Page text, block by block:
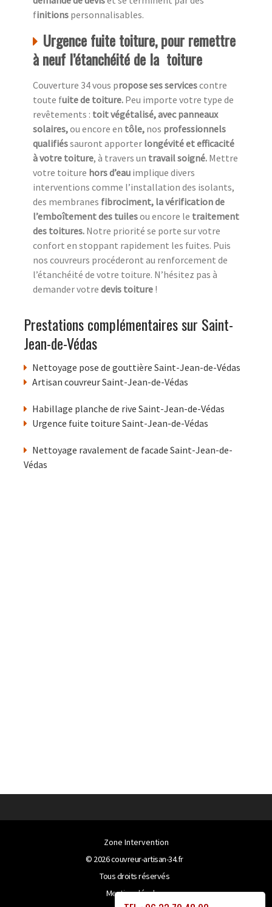
finitions personnalisables.
Urgence fuite toiture, pour remettre
à neuf l’étanchéité de la toiture
Couverture 34 vous propose ses servicescontre
toute fuite de toiture. Peu importe votre type de
revêtements : toit végétalisé, avec panneaux
solaires,ou encore en tôle, nos professionnels
qualifiéssauront apporter longévité et efficacité
à votre toiture, à travers un travail soigné. Mettre
votre toiture hors d’eau implique divers
interventions comme l’installation des isolants,
des membranes fibrociment, la vérification de
l’emboîtement des tuilesou encore le traitement
des toitures. Notre priorité se porte sur votre
confort en stoppant rapidement les fuites. Puis
nos couvreurs procéderont au renforcement de
l’étanchéité de votre toiture. N’hésitez pas à
demander votre devis toiture !
Prestations complémentaires sur Saint-
Jean-de-Védas
Nettoyage pose de gouttière Saint-Jean-de-Védas
Artisan couvreur Saint-Jean-de-Védas
Habillage planche de rive Saint-Jean-de-Védas
Urgence fuite toiture Saint-Jean-de-Védas
Nettoyage ravalement de facade Saint-Jean-de-
Védas
Zone Intervention
© 2026couvreur-artisan-34.fr
Tous droits réservés
Mentions légales